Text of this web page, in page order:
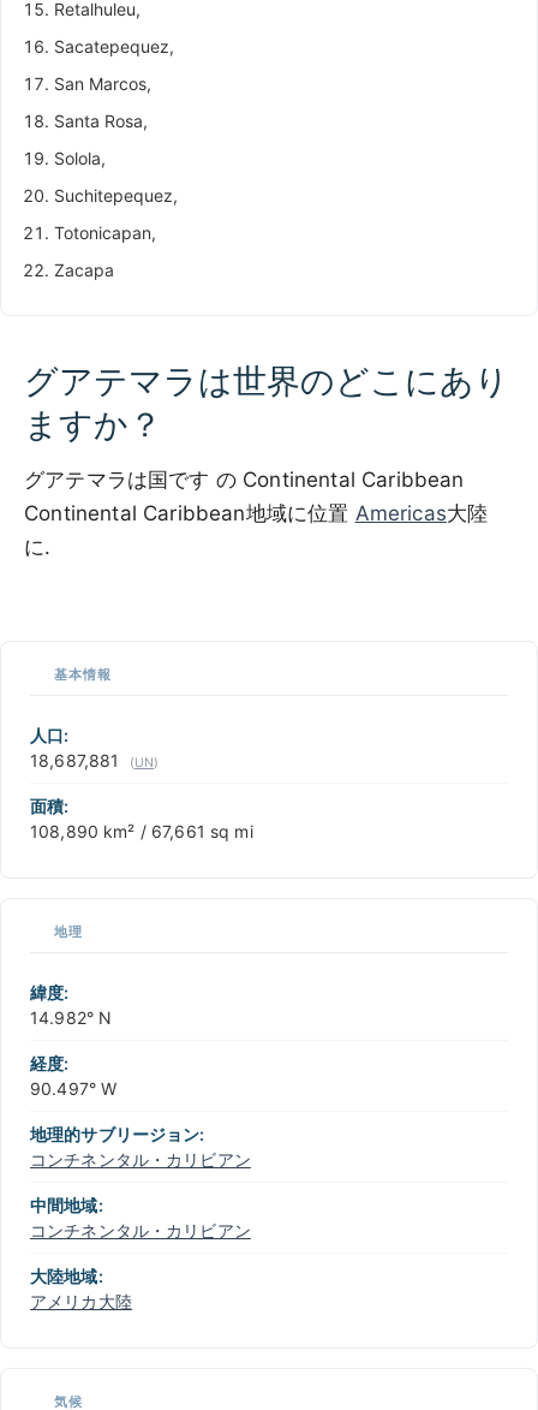
Retalhuleu,
Sacatepequez,
San Marcos,
Santa Rosa,
Solola,
Suchitepequez,
Totonicapan,
Zacapa
グアテマラは世界のどこにあり
ますか？
グアテマラは国です の Continental Caribbean
Continental Caribbean地域に位置 Americas大陸
に.
−
基本情報
人口:
18,687,881
(UN)
面積:
108,890 km² / 67,661 sq mi
地理
緯度:
14.982° N
経度:
90.497° W
地理的サブリージョン:
コンチネンタル・カリビアン
中間地域:
コンチネンタル・カリビアン
大陸地域:
アメリカ大陸
気候